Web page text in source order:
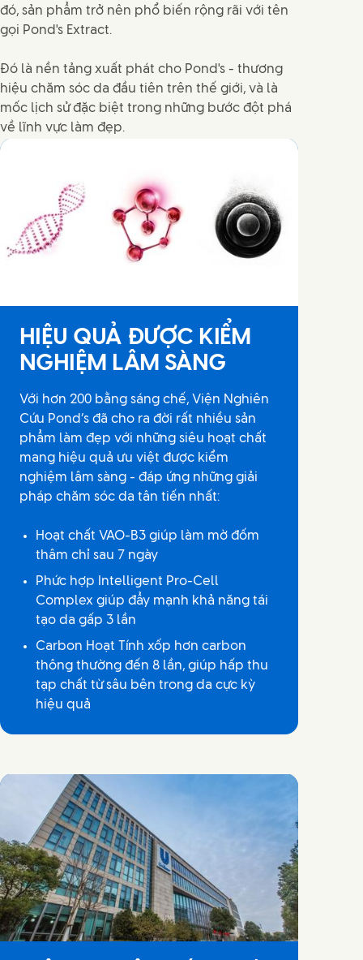
đó, sản phẩm trở nên phổ biến rộng rãi với tên
gọi Pond's Extract.
Đó là nền tảng xuất phát cho Pond's - thương
hiệu chăm sóc da đầu tiên trên thế giới, và là
mốc lịch sử đặc biệt trong những bước đột phá
về lĩnh vực làm đẹp.
HIỆU QUẢ ĐƯỢC KIỂM
NGHIỆM LÂM SÀNG
Với hơn 200 bằng sáng chế, Viện Nghiên
Cứu Pond’s đã cho ra đời rất nhiều sản
phẩm làm đẹp với những siêu hoạt chất
mang hiệu quả ưu việt được kiểm
nghiệm lâm sàng - đáp ứng những giải
pháp chăm sóc da tân tiến nhất:
Hoạt chất VAO-B3 giúp làm mờ đốm
thâm chỉ sau 7 ngày
Phức hợp Intelligent Pro-Cell
Complex giúp đẩy mạnh khả năng tái
tạo da gấp 3 lần
Carbon Hoạt Tính xốp hơn carbon
thông thường đến 8 lần, giúp hấp thu
tạp chất từ sâu bên trong da cực kỳ
hiệu quả